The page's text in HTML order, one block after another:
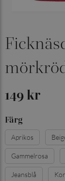
149 kr
Färg
Aprikos
Gammelrosa
Jeansblå